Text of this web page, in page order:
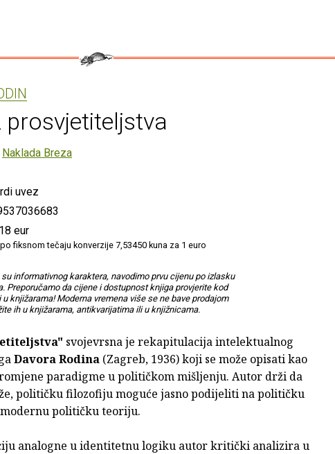
prosvjetiteljstva
Naklada Breza
uvez
eur
fiksnom tečaju konverzije 7,53450 kuna za 1 euro
informativnog karaktera, navodimo prvu cijenu po izlasku
Preporučamo da cijene i dostupnost knjiga provjerite kod
knjižarama! Moderna vremena više se ne bave prodajom
ih u knjižarama, antikvarijatima ili u knjižnicama.
svojevrsna je rekapitulacija intelektualnog
Davora Rodina (Zagreb, 1936) koji se može opisati kao
paradigme u političkom mišljenju. Autor drži da
političku filozofiju moguće jasno podijeliti na političku
političku teoriju.
analogne u identitetnu logiku autor kritički analizira u